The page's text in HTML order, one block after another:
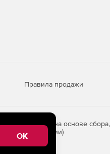
Правила продажи
информации на основе сбора,
Федерации)
OK